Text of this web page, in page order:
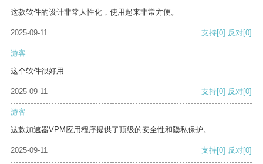
这款软件的设计非常人性化，使用起来非常方便。
2025-09-11 支持[0] 反对[0]
游客
这个软件很好用
2025-09-11 支持[0] 反对[0]
游客
这款加速器VPM应用程序提供了顶级的安全性和隐私保护。
2025-09-11 支持[0] 反对[0]